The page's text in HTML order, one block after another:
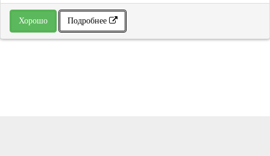
» В избранное
Хорошо Подробнее